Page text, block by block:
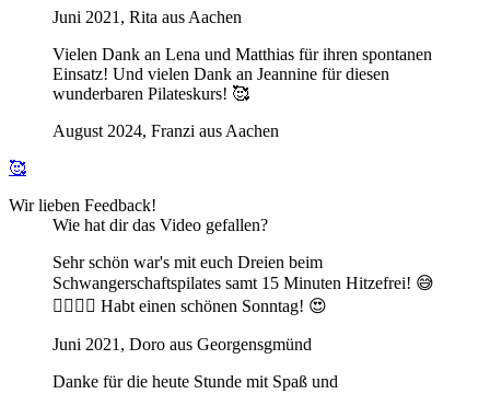
Juni 2021, Rita aus Aachen
Vielen Dank an Lena und Matthias für ihren spontanen
Einsatz! Und vielen Dank an Jeannine für diesen
wunderbaren Pilateskurs! 🥰
August 2024, Franzi aus Aachen
🥰
Wir lieben Feedback!
Wie hat dir das Video gefallen?
Sehr schön war's mit euch Dreien beim
Schwangerschaftspilates samt 15 Minuten Hitzefrei! 😅
👍🏼💪🏼 Habt einen schönen Sonntag! 😍
Juni 2021, Doro aus Georgensgmünd
Danke für die heute Stunde mit Spaß und